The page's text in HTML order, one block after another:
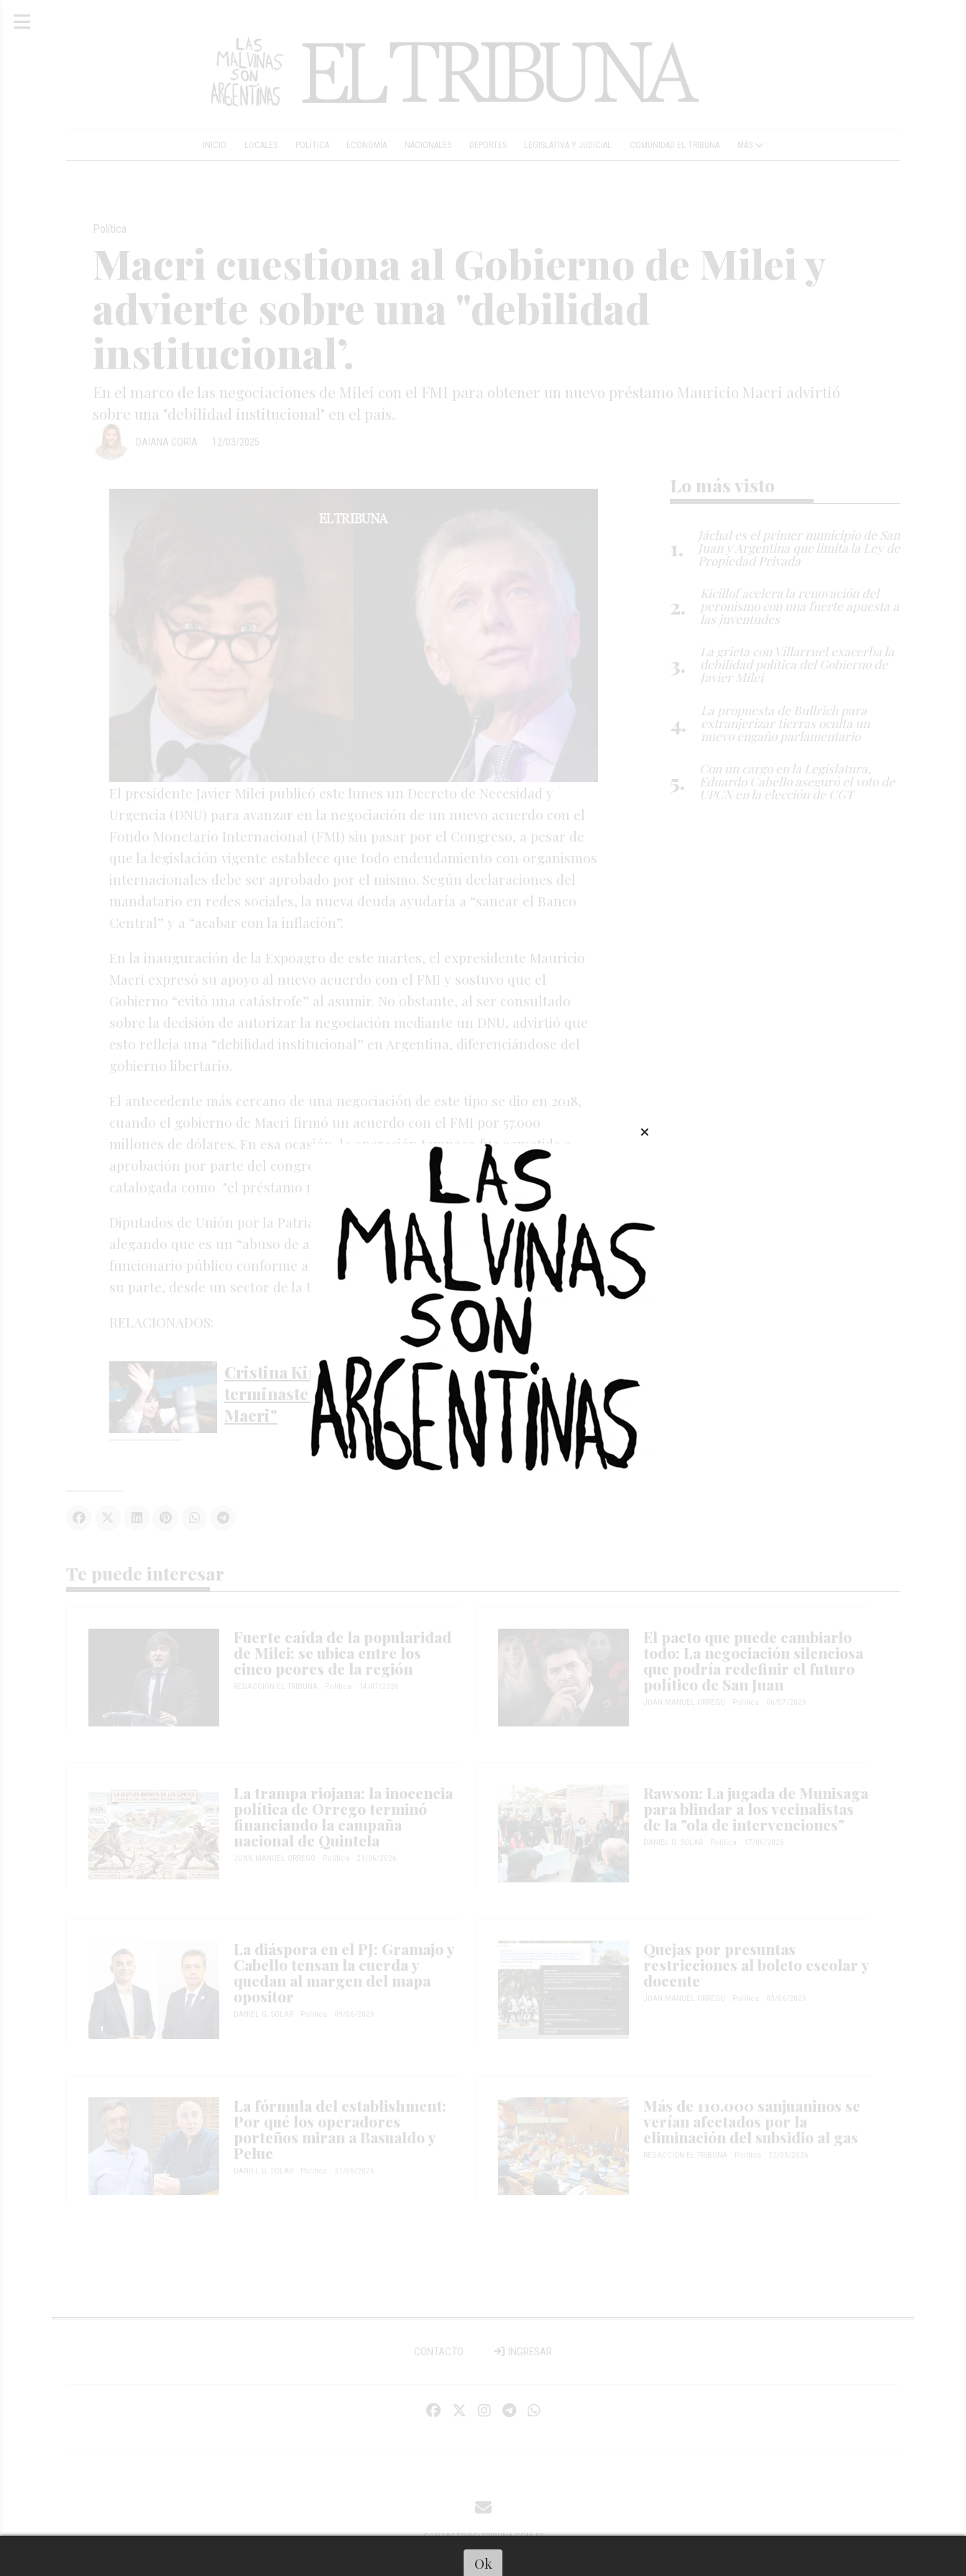
INICIO LOCALES POLÍTICA ECONOMÍA NACIONALES DEPORTES LEGISLATIVA Y JUDICIAL COMUNIDAD EL TRIBUNA MÁS
Macri cuestiona al Gobierno de Milei y
advierte sobre una "debilidad
institucional’.
En el marco de las negociaciones de Milei con el FMI para obtener un nuevo préstamo Mauricio Macri advirtió
sobre una "debilidad institucional" en el país.
Política
12/03/2025
DAIANA CORIA
El presidente Javier Milei publicó este lunes un Decreto de Necesidad y
Urgencia (DNU) para avanzar en la negociación de un nuevo acuerdo con el
Fondo Monetario Internacional (FMI) sin pasar por el Congreso, a pesar de
que la legislación vigente establece que todo endeudamiento con organismos
internacionales debe ser aprobado por el mismo. Según declaraciones del
mandatario en redes sociales, la nueva deuda ayudaría a “sanear el Banco
Central” y a “acabar con la inflación”.
En la inauguración de la Expoagro de este martes, el expresidente Mauricio
Macri expresó su apoyo al nuevo acuerdo con el FMI y sostuvo que el
Gobierno “evitó una catástrofe” al asumir. No obstante, al ser consultado
sobre la decisión de autorizar la negociación mediante un DNU, advirtió que
esto refleja una “debilidad institucional” en Argentina, diferenciándose del
gobierno libertario.
El antecedente más cercano de una negociación de este tipo se dio en 2018,
cuando el gobierno de Macri firmó un acuerdo con el FMI por 57.000
millones de dólares. En esa ocasión, la operación tampoco fue sometida a
aprobación por parte del congreso. Esta decisión fue fuertemente criticada y
catalogada como "el préstamo más grande en la historia de la institución”.
Diputados de Unión por la Patria denunciaron a Milei por la medida tomada
alegando que es un “abuso de autoridad” y "violación de los deberes de
funcionario público conforme a los artículos 248 y 249 del Código Penal. Por
su parte, desde un sector de la UCR lo definieron como "inmoral".
RELACIONADOS:
Cristina Kirchner a Milei: "Al final
terminaste haciendo lo mismo que
Macri"
Te puede interesar
Fuerte caída de la popularidad
de Milei: se ubica entre los
cinco peores de la región
REDACCIÓN EL TRIBUNA Política 14/07/2026
El pacto que puede cambiarlo
todo: La negociación silenciosa
que podría redefinir el futuro
político de San Juan
JUAN MANUEL ORREGO Política 06/07/2026
La trampa riojana: la inocencia
política de Orrego terminó
financiando la campaña
nacional de Quintela
JUAN MANUEL ORREGO Política 21/06/2026
Rawson: La jugada de Munisaga
para blindar a los vecinalistas
de la "ola de intervenciones"
DANIEL G. SOLAR Política 17/06/2026
La diáspora en el PJ: Gramajo y
Cabello tensan la cuerda y
quedan al margen del mapa
opositor
DANIEL G. SOLAR Política 09/06/2026
Quejas por presuntas
restricciones al boleto escolar y
docente
JUAN MANUEL ORREGO Política 03/06/2026
La fórmula del establishment:
Por qué los operadores
porteños miran a Basualdo y
Peluc
DANIEL G. SOLAR Política 31/05/2026
Más de 110.000 sanjuaninos se
verían afectados por la
eliminación del subsidio al gas
REDACCIÓN EL TRIBUNA Política 22/05/2026
Lo más visto
Jáchal es el primer municipio de San
Juan y Argentina que limita la Ley de
Propiedad Privada
Kicillof acelera la renovación del
peronismo con una fuerte apuesta a
las juventudes
La grieta con Villarruel exacerba la
debilidad política del Gobierno de
Javier Milei
La propuesta de Bullrich para
extranjerizar tierras oculta un
nuevo engaño parlamentario
Con un cargo en la Legislatura,
Eduardo Cabello aseguró el voto de
UPCN en la elección de CGT
CONTACTO INGRESAR
CONTACTO@ELTRIBUNA.COM.AR
Ok